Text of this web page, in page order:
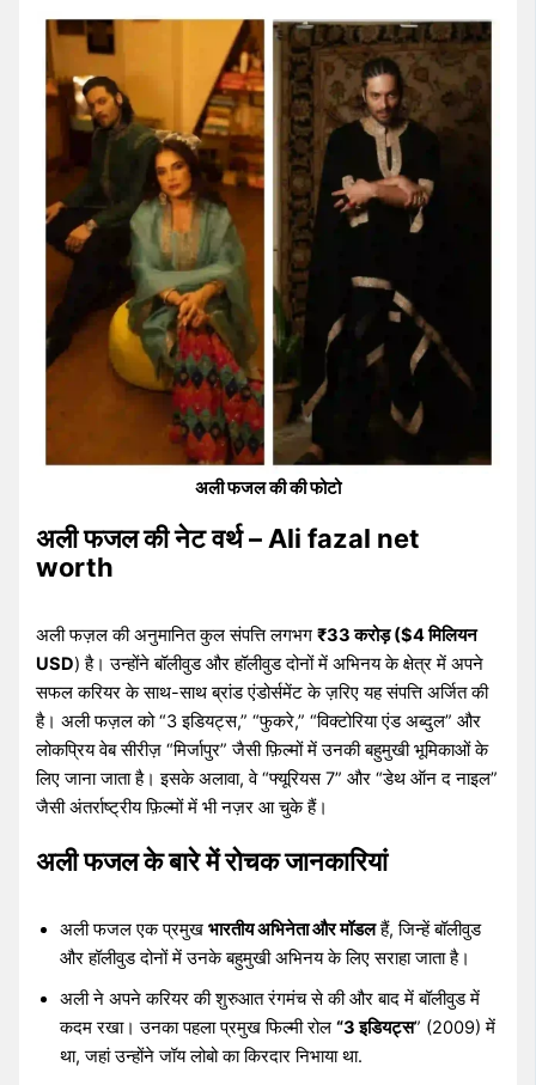
अली फजल की की फोटो
अली फजल की नेट वर्थ – Ali fazal net
worth
अली फज़ल की अनुमानित कुल संपत्ति लगभग₹33 करोड़ ($4 मिलियन
USD) है। उन्होंने बॉलीवुड और हॉलीवुड दोनों में अभिनय के क्षेत्र में अपने
सफल करियर के साथ-साथ ब्रांड एंडोर्समेंट के ज़रिए यह संपत्ति अर्जित की
है। अली फज़ल को “3 इडियट्स,” “फुकरे,” “विक्टोरिया एंड अब्दुल” और
लोकप्रिय वेब सीरीज़ “मिर्जापुर” जैसी फ़िल्मों में उनकी बहुमुखी भूमिकाओं के
लिए जाना जाता है। इसके अलावा, वे “फ्यूरियस 7” और “डेथ ऑन द नाइल”
जैसी अंतर्राष्ट्रीय फ़िल्मों में भी नज़र आ चुके हैं।
अली फजल के बारे में रोचक जानकारियां
अली फजल एक प्रमुखभारतीय अभिनेता और मॉडलहैं, जिन्हें बॉलीवुड
और हॉलीवुड दोनों में उनके बहुमुखी अभिनय के लिए सराहा जाता है।
अली ने अपने करियर की शुरुआत रंगमंच से की और बाद में बॉलीवुड में
कदम रखा। उनका पहला प्रमुख फिल्मी रोल“3 इडियट्स” (2009) में
था, जहां उन्होंने जॉय लोबो का किरदार निभाया था.